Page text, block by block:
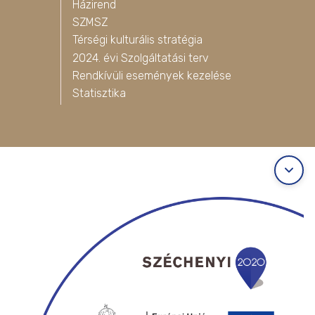
Házirend
SZMSZ
Térségi kulturális stratégia
2024. évi Szolgáltatási terv
Rendkívüli események kezelése
Statisztika